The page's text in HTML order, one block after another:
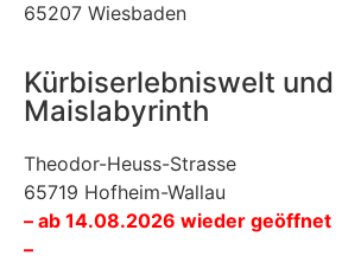
65207 Wiesbaden
Kürbiserlebniswelt und
Maislabyrinth
Theodor-Heuss-Strasse
65719 Hofheim-Wallau
– ab 14.08.2026 wieder geöffnet
–